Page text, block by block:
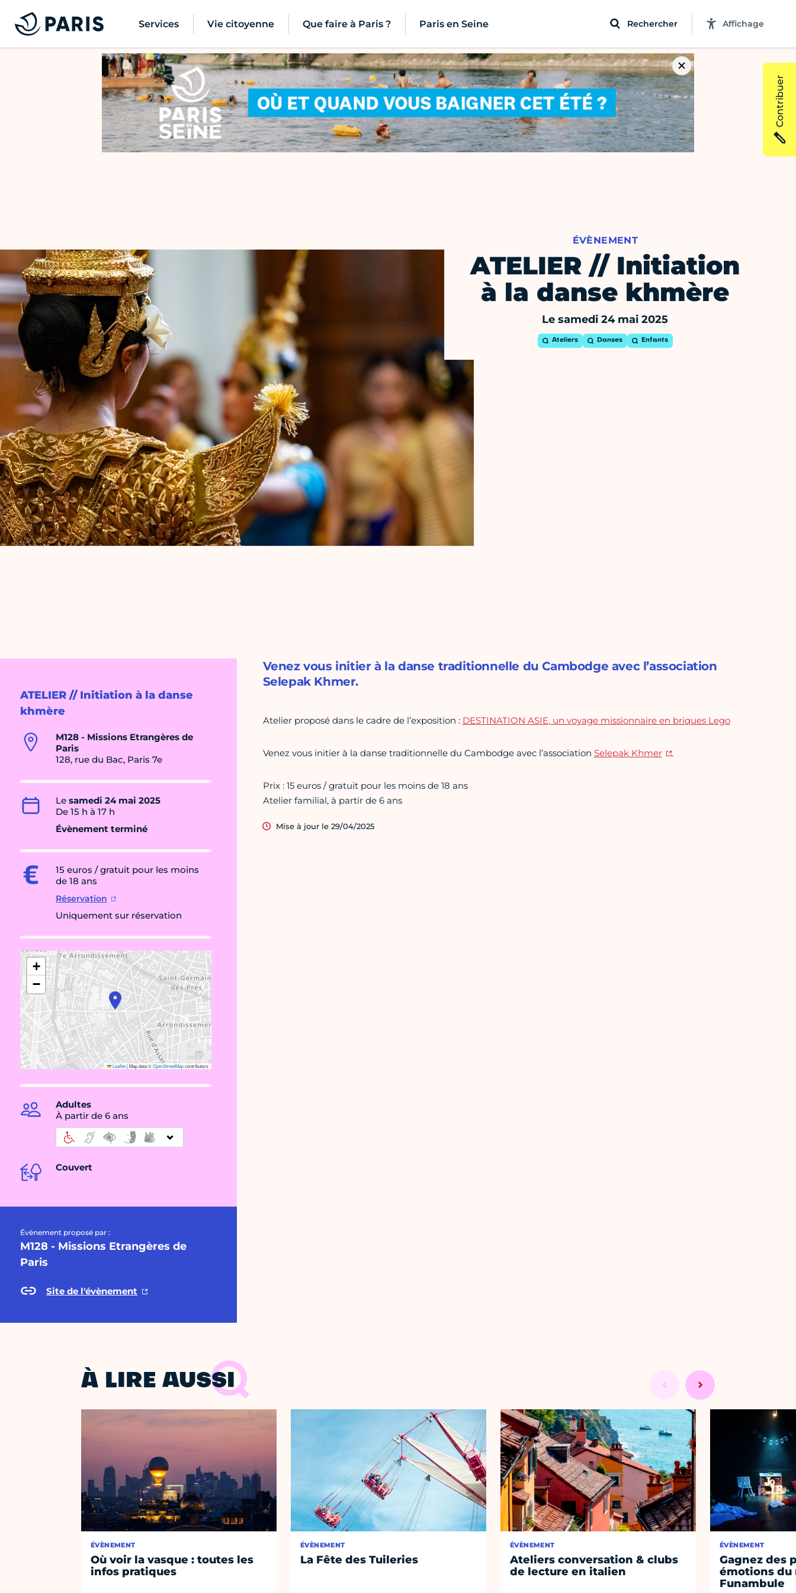
Services Vie citoyenne Que faire à Paris ? Paris en Seine Rechercher Affichage
ÉVÈNEMENT
ATELIER // Initiation
à la danse khmère
Le samedi 24 mai 2025
Ateliers Danses Enfants
ATELIER // Initiation à la danse
khmère
M128 - Missions Etrangères de
Paris
128, rue du Bac, Paris 7e
Le samedi 24 mai 2025
De 15 h à 17 h
Évènement terminé
15 euros / gratuit pour les moins
de 18 ans
Réservation
Uniquement sur réservation
+
−
Leaflet|Map data ©OpenStreetMapcontributors
Adultes
À partir de 6 ans
Couvert
Évènement proposé par :
M128 - Missions Etrangères de
Paris
Site de l'évènement
Venez vous initier à la danse traditionnelle du Cambodge avec l’association
Selepak Khmer.
Atelier proposé dans le cadre de l’exposition : DESTINATION ASIE, un voyage missionnaire en briques Lego
Venez vous initier à la danse traditionnelle du Cambodge avec l’association Selepak Khmer .
Prix : 15 euros / gratuit pour les moins de 18 ans
Atelier familial, à partir de 6 ans
Mise à jour le 29/04/2025
À LIRE AUSSI
ÉVÈNEMENT
Où voir la vasque : toutes les
infos pratiques
ÉVÈNEMENT
La Fête des Tuileries
ÉVÈNEMENT
Ateliers conversation & clubs
de lecture en italien
ÉVÈNEMENT
Gagnez des
émotions du
Funambule
Contribuer